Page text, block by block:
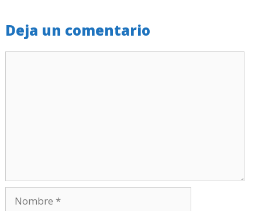
Deja un comentario